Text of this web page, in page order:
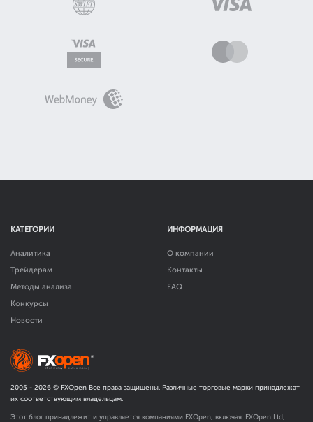
КАТЕГОРИИ
Аналитика
Трейдерам
Методы анализа
Конкурсы
Новости
ИНФОРМАЦИЯ
О компании
Контакты
FAQ
2005 - 2026 © FXOpen Все права защищены. Различные торговые марки принадлежат
их соответствующим владельцам.
Этот блог принадлежит и управляется компаниями FXOpen, включая: FXOpen Ltd,